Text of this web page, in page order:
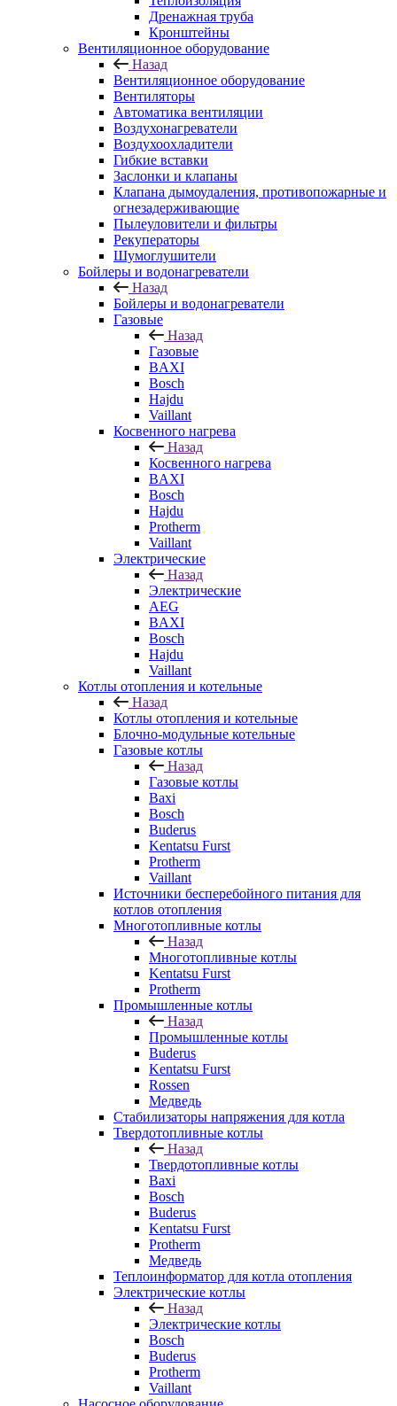
Дренажная труба
Кронштейны
Вентиляционное оборудование
Назад
Вентиляционное оборудование
Вентиляторы
Автоматика вентиляции
Воздухонагреватели
Воздухоохладители
Гибкие вставки
Заслонки и клапаны
Клапана дымоудаления, противопожарные и
огнезадерживающие
Пылеуловители и фильтры
Рекуператоры
Шумоглушители
Бойлеры и водонагреватели
Назад
Бойлеры и водонагреватели
Газовые
Назад
Газовые
BAXI
Bosch
Hajdu
Vaillant
Косвенного нагрева
Назад
Косвенного нагрева
BAXI
Bosch
Hajdu
Protherm
Vaillant
Электрические
Назад
Электрические
AEG
BAXI
Bosch
Hajdu
Vaillant
Котлы отопления и котельные
Назад
Котлы отопления и котельные
Блочно-модульные котельные
Газовые котлы
Назад
Газовые котлы
Baxi
Bosch
Buderus
Kentatsu Furst
Protherm
Vaillant
Источники бесперебойного питания для
котлов отопления
Многотопливные котлы
Назад
Многотопливные котлы
Kentatsu Furst
Protherm
Промышленные котлы
Назад
Промышленные котлы
Buderus
Kentatsu Furst
Rossen
Медведь
Стабилизаторы напряжения для котла
Твердотопливные котлы
Назад
Твердотопливные котлы
Baxi
Bosch
Buderus
Kentatsu Furst
Protherm
Медведь
Теплоинформатор для котла отопления
Электрические котлы
Назад
Электрические котлы
Bosch
Buderus
Protherm
Vaillant